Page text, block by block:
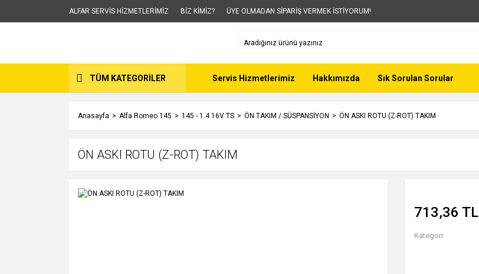
ALFAR SERVİS HİZMETLERİMİZ BİZ KİMİZ? ÜYE OLMADAN SİPARİŞ VERMEK İSTİYORUM!
TÜM KATEGORİLER Servis Hizmetlerimiz Hakkımızda Sık Sorulan Sorular
Anasayfa Alfa Romeo 145 145 - 1.4 16V TS ÖN TAKIM / SÜSPANSİYON ÖN ASKI ROTU (Z-ROT) TAKIM
ÖN ASKI ROTU (Z-ROT) TAKIM
713,36 TL
Kategori